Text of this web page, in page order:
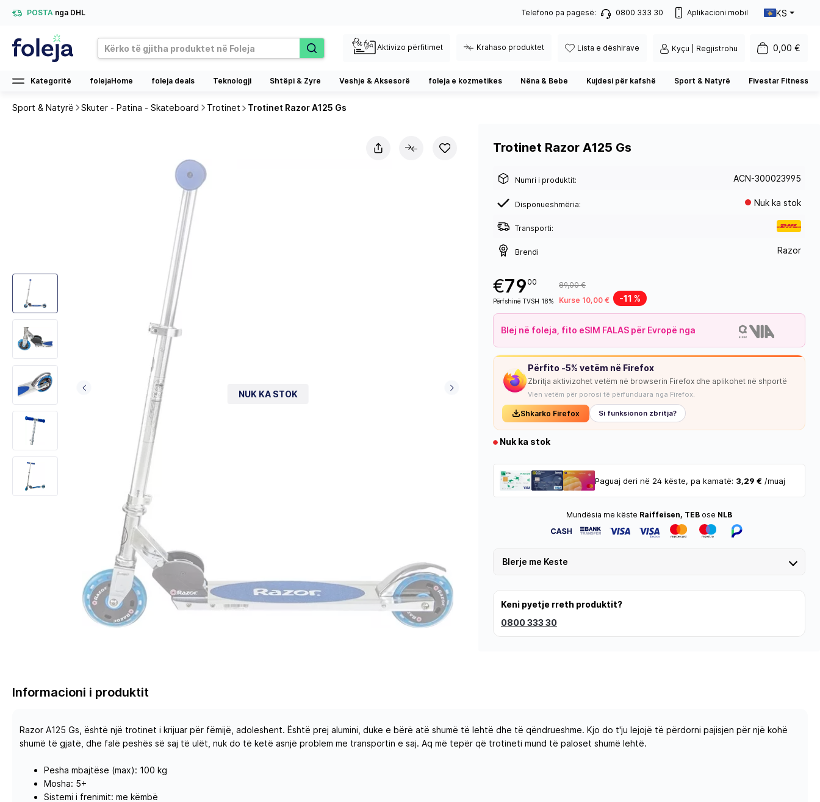
POSTA nga DHL Telefono pa pagesë: 0800 333 30 Aplikacioni mobil KS
Aktivizo përfitimet Krahaso produktet Lista e dëshirave Kyçu | Regjistrohu 0,00 €
Kategoritë folejaHome foleja deals Teknologji Shtëpi & Zyre Veshje & Aksesorë foleja e kozmetikes Nëna & Bebe Kujdesi për kafshë Sport & Natyrë Fivestar Fitness
Sport & Natyrë Skuter - Patina - Skateboard Trotinet Trotinet Razor A125 Gs
NUK KA STOK NUK KA STOK
Trotinet Razor A125 Gs
Numri i produktit: ACN-300023995
Disponueshmëria: Nuk ka stok
Transporti:
Brendi Razor
€79 00
Përfshinë TVSH 18%
89,00 €
Kurse 10,00 €
-11 %
Blej në foleja, fito eSIM FALAS për Evropë nga
Përfito -5% vetëm në Firefox
Zbritja aktivizohet vetëm në browserin Firefox dhe aplikohet në shportë
Vlen vetëm për porosi të përfunduara nga Firefox.
Shkarko Firefox Si funksionon zbritja?
Nuk ka stok
Paguaj deri në 24 këste, pa kamatë: 3,29 € /muaj
Mundësia me këste Raiffeisen, TEB ose NLB
Blerje me Keste
Keni pyetje rreth produktit?
0800 333 30
Informacioni i produktit
Razor A125 Gs, është një trotinet i krijuar për fëmijë, adoleshent. Është prej alumini, duke e bërë atë shumë të lehtë dhe të qëndrueshme. Kjo do t'ju lejojë të përdorni pajisjen për një kohë
shumë të gjatë, dhe falë peshës së saj të ulët, nuk do të ketë asnjë problem me transportin e saj. Aq më tepër që trotineti mund të paloset shumë lehtë.
Pesha mbajtëse (max): 100 kg
Mosha: 5+
Sistemi i frenimit: me këmbë